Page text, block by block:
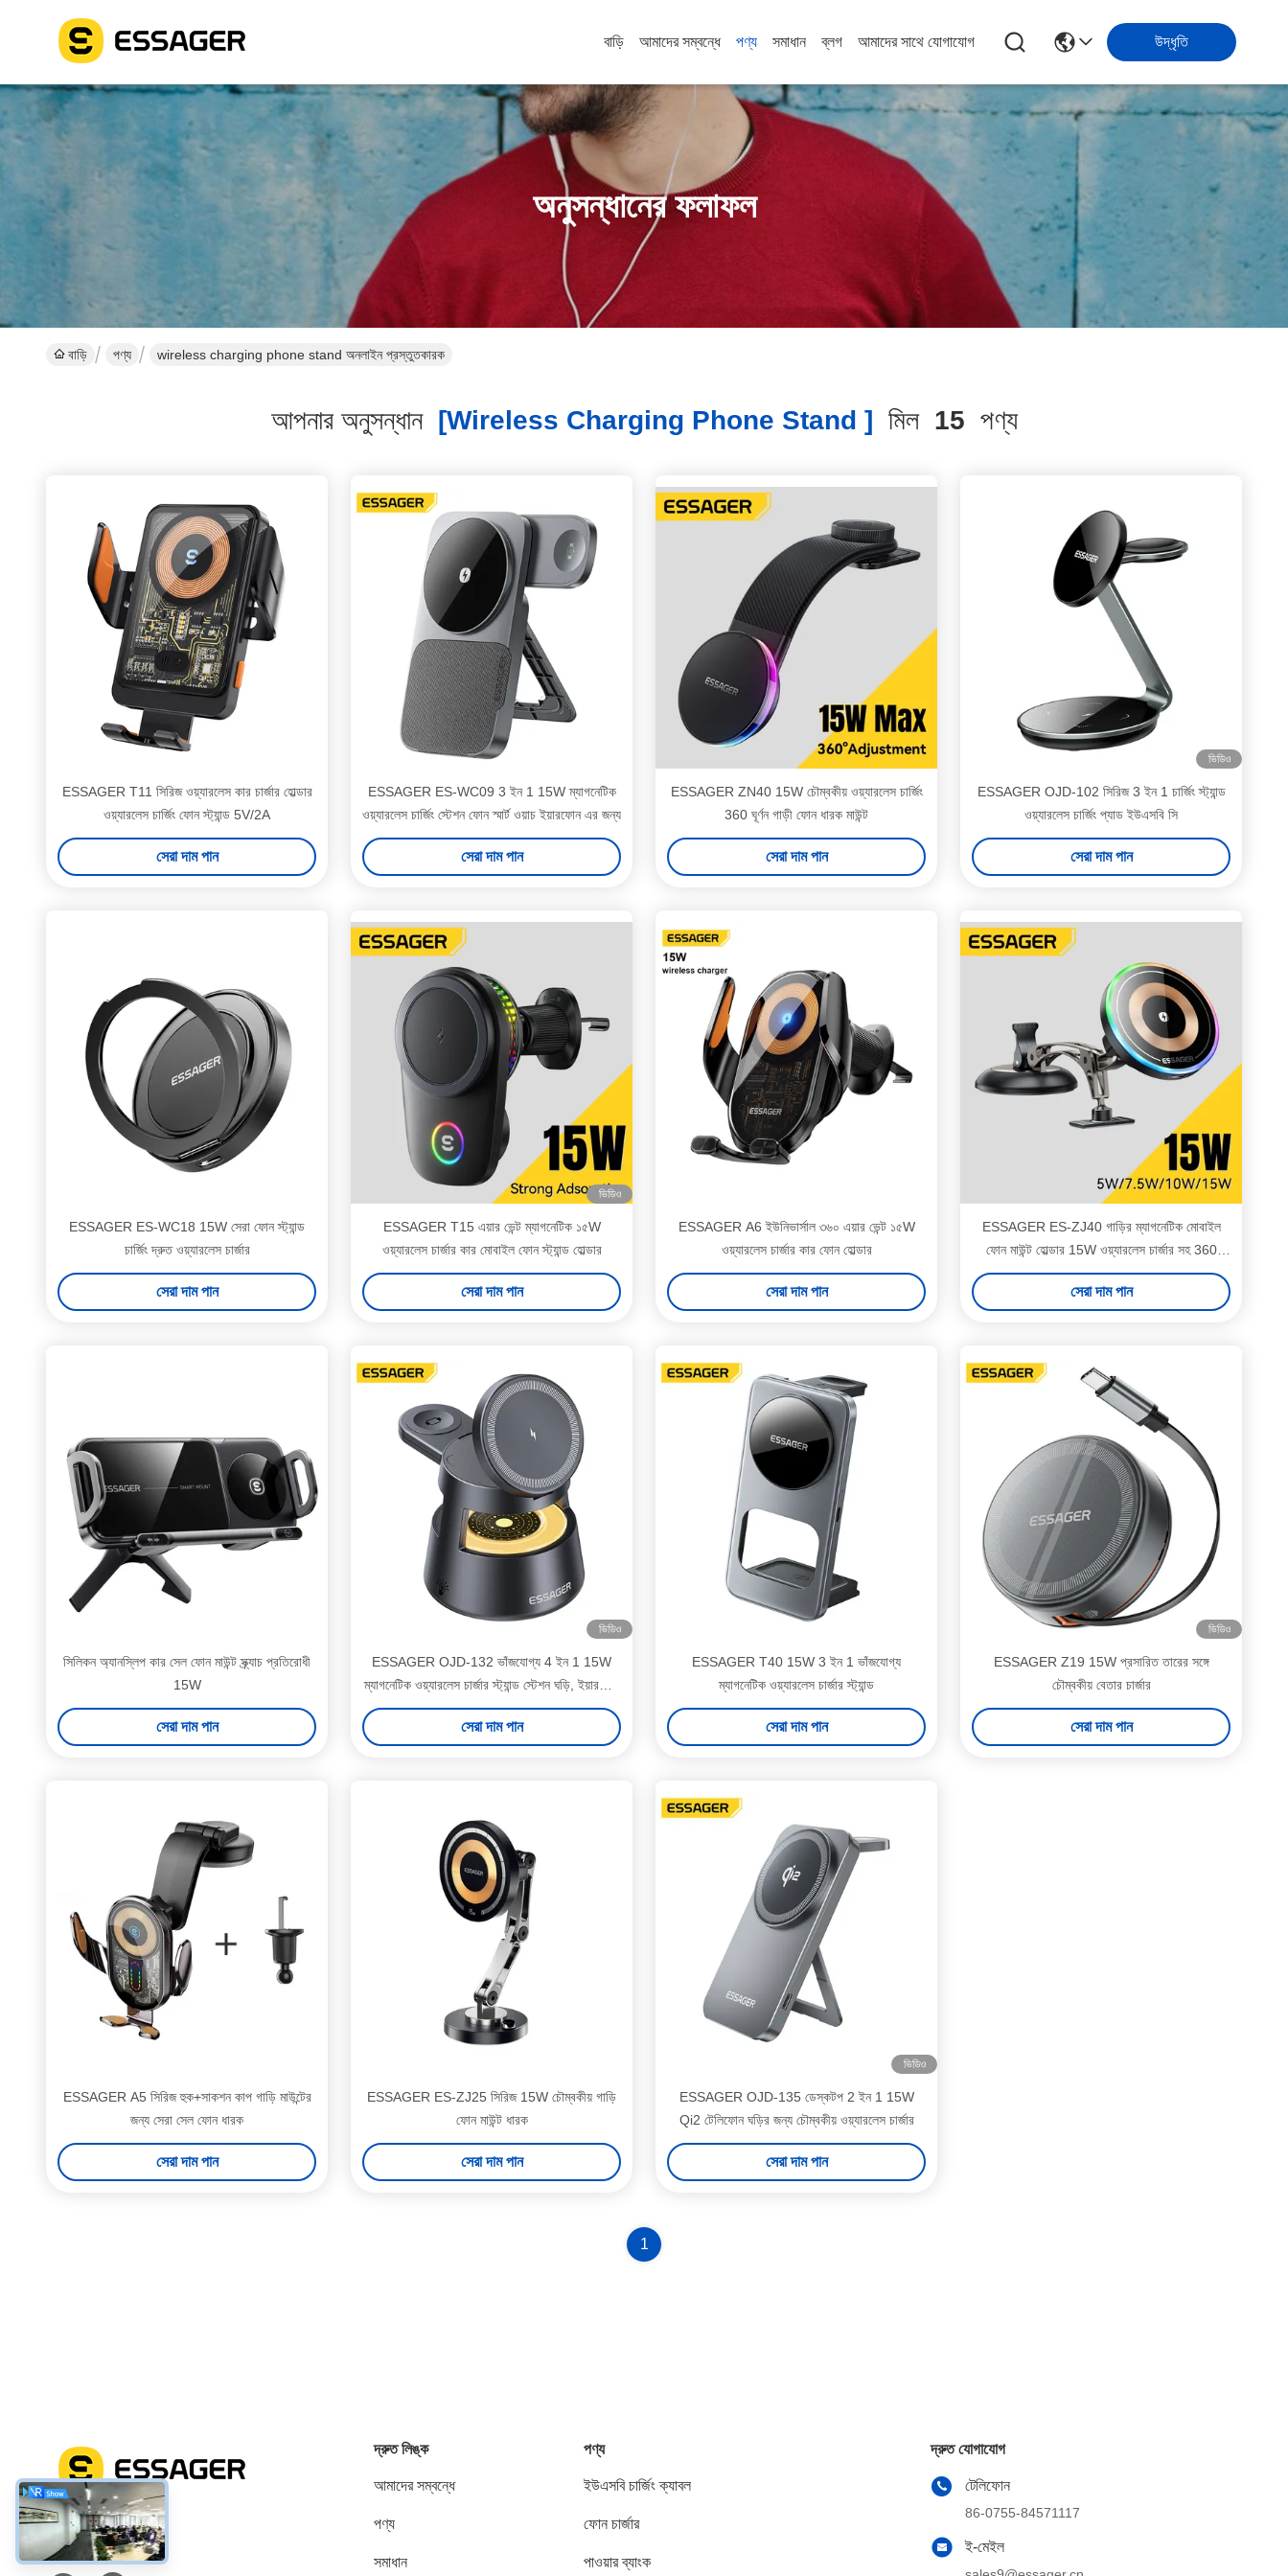
বাড়ি আমাদের সম্বন্ধে পণ্য সমাধান ব্লগ আমাদের সাথে যোগাযোগ উদ্ধৃতি
অনুসন্ধানের ফলাফল
বাড়ি পণ্য wireless charging phone stand অনলাইন প্রস্তুতকারক
আপনার অনুসন্ধান[wireless Charging Phone Stand ] মিল 15 পণ্য
ESSAGER T11 সিরিজ ওয়্যারলেস কার চার্জার হোল্ডার
ওয়্যারলেস চার্জিং ফোন স্ট্যান্ড 5V/2A
সেরা দাম পান
ESSAGER ES-WC09 3 ইন 1 15W ম্যাগনেটিক
ওয়্যারলেস চার্জিং স্টেশন ফোন স্মার্ট ওয়াচ ইয়ারফোন এর জন্য
সেরা দাম পান
ESSAGER ZN40 15W চৌম্বকীয় ওয়্যারলেস চার্জিং
360 ঘূর্ণন গাড়ী ফোন ধারক মাউন্ট
সেরা দাম পান
ভিডিও
ESSAGER OJD-102 সিরিজ 3 ইন 1 চার্জিং স্ট্যান্ড
ওয়্যারলেস চার্জিং প্যাড ইউএসবি সি
সেরা দাম পান
ESSAGER ES-WC18 15W সেরা ফোন স্ট্যান্ড
চার্জিং দ্রুত ওয়্যারলেস চার্জার
সেরা দাম পান
ভিডিও
ESSAGER T15 এয়ার ভেন্ট ম্যাগনেটিক ১৫W
ওয়্যারলেস চার্জার কার মোবাইল ফোন স্ট্যান্ড হোল্ডার
সেরা দাম পান
ESSAGER A6 ইউনিভার্সাল ৩৬০ এয়ার ভেন্ট ১৫W
ওয়্যারলেস চার্জার কার ফোন হোল্ডার
সেরা দাম পান
ESSAGER ES-ZJ40 গাড়ির ম্যাগনেটিক মোবাইল
ফোন মাউন্ট হোল্ডার 15W ওয়্যারলেস চার্জার সহ 360
ডিগ্রি ঘোরানো
সেরা দাম পান
সিলিকন অ্যানস্লিপ কার সেল ফোন মাউন্ট স্ক্র্যাচ প্রতিরোধী
15W
সেরা দাম পান
ভিডিও
ESSAGER OJD-132 ভাঁজযোগ্য 4 ইন 1 15W
ম্যাগনেটিক ওয়্যারলেস চার্জার স্ট্যান্ড স্টেশন ঘড়ি, ইয়ারফোন
এবং ফোনের জন্য LED আলো সহ
সেরা দাম পান
ESSAGER T40 15W 3 ইন 1 ভাঁজযোগ্য
ম্যাগনেটিক ওয়্যারলেস চার্জার স্ট্যান্ড
সেরা দাম পান
ভিডিও
ESSAGER Z19 15W প্রসারিত তারের সঙ্গে
চৌম্বকীয় বেতার চার্জার
সেরা দাম পান
ESSAGER A5 সিরিজ হুক+সাকশন কাপ গাড়ি মাউন্টের
জন্য সেরা সেল ফোন ধারক
সেরা দাম পান
ESSAGER ES-ZJ25 সিরিজ 15W চৌম্বকীয় গাড়ি
ফোন মাউন্ট ধারক
সেরা দাম পান
ভিডিও
ESSAGER OJD-135 ডেস্কটপ 2 ইন 1 15W
Qi2 টেলিফোন ঘড়ির জন্য চৌম্বকীয় ওয়্যারলেস চার্জার
সেরা দাম পান
1
সোশ্যাল মিডিয়া
দ্রুত লিঙ্ক
আমাদের সম্বন্ধে
পণ্য
সমাধান
পণ্য
ইউএসবি চার্জিং ক্যাবল
ফোন চার্জার
পাওয়ার ব্যাংক
দ্রুত যোগাযোগ
টেলিফোন
86-0755-84571117
ই-মেইল